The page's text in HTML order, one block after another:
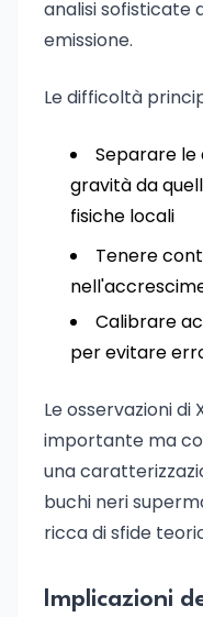
analisi sofisticate
emissione.
Le difficoltà
Separare le
gravità da
fisiche locali
Tenere
Calibrare
per evitare
Le osservazioni di
importante ma
una
buchi neri
ricca di sfide
Implicazioni